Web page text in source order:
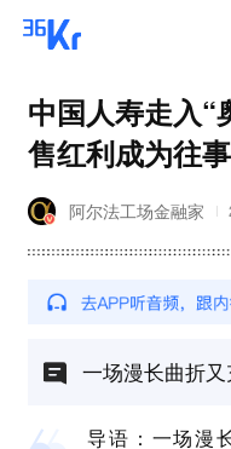
中国人寿走入“
售红利成为往事
阿尔法工场金融家
一场漫长曲折又
导语：一场漫